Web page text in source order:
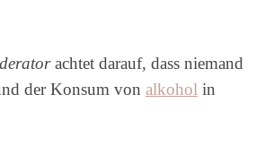
achtet darauf, dass niemand
der Konsum von alkohol in